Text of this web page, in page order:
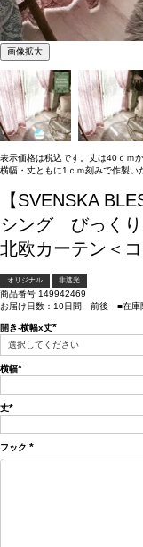
画像拡大
表示価格は税込です。丈は40ｃｍ
横幅・丈ともに1ｃｍ刻みで作製い
【SVENSKA
シング びっくり
北欧カーテン＜
オリジナル 非遮光
商品番号 149942469
お届け日数：10日間 前後 ■在庫
開き-横幅x丈
(必
須)
横幅
須)
丈
須)
フック
(必